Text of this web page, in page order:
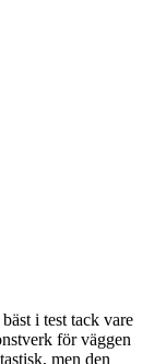
i test tack vare
för väggen
men den